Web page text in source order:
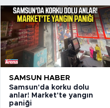
SAMSUN HABER
Samsun'da korku dolu
anlar! Market'te yangın
paniği